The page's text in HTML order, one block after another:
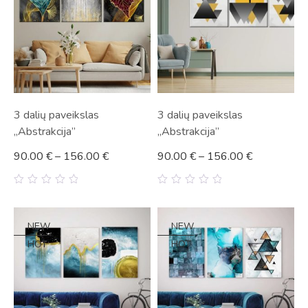
3 dalių paveikslas
„Abstrakcija”
90.00 €– 156.00 €
3 dalių paveikslas
„Abstrakcija”
90.00 €– 156.00 €
NEW
HOT
NEW
HOT